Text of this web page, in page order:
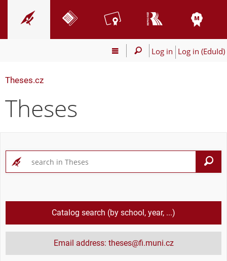
Log in Log in (EduId)
Theses.cz
Theses
Catalog search (by school, year, ...)
Email address: theses@fi.muni.cz